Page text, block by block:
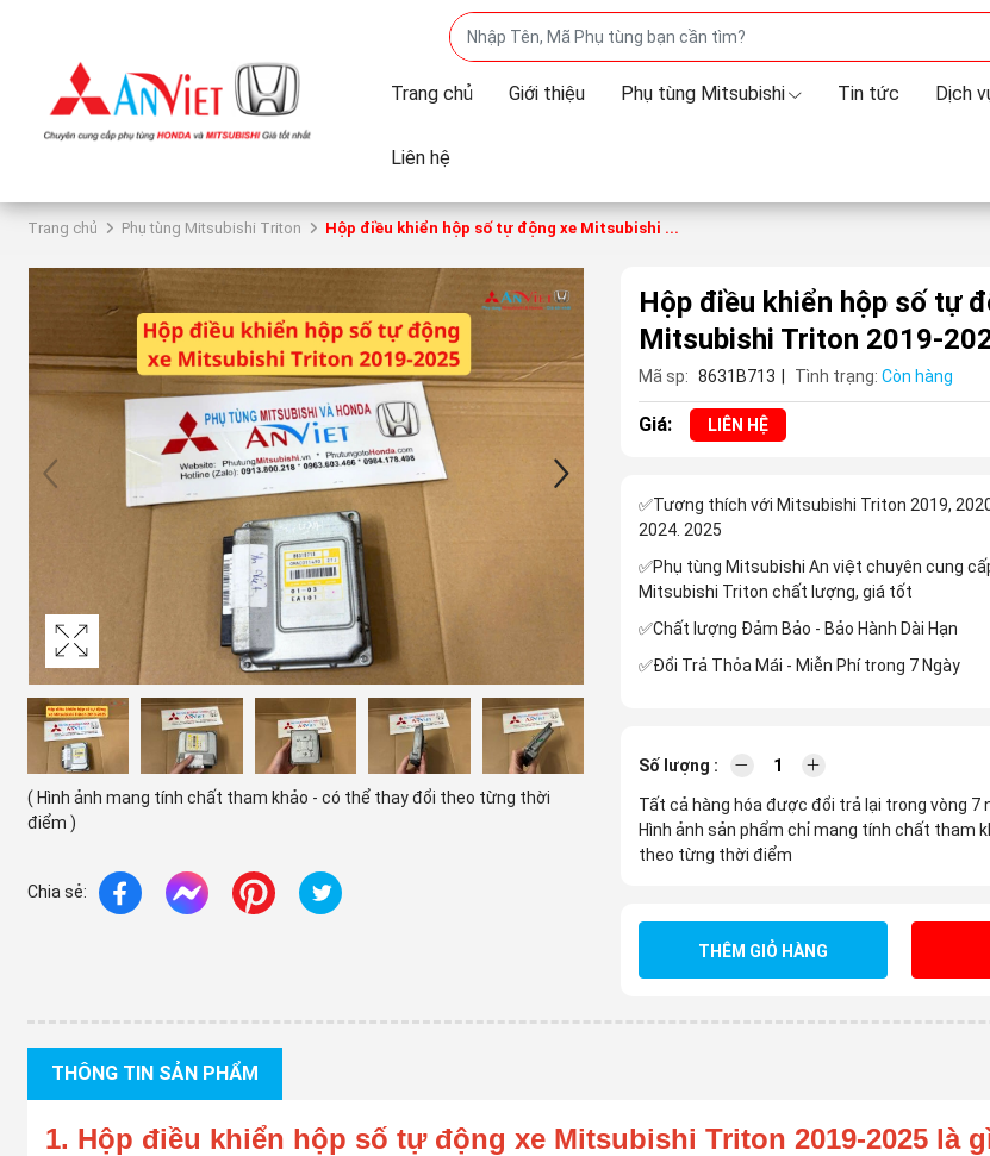
Trang chủ Giới thiệu Phụ tùng Mitsubishi Tin tức Dịch
Liên hệ
Trang chủ Phụ tùng Mitsubishi Triton Hộp điều khiển hộp số tự động xe Mitsubishi ...
( Hình ảnh mang tính chất tham khảo - có thể thay đổi theo từng thời
điểm )
Chia sẻ:
Hộp điều khiển hộp số tự
Mitsubishi Triton 2019-
Mã sp: 8631B713 Tình trạng: Còn hàng
Giá: LIÊN HỆ
✅Tương thích với Mitsubishi Triton 2019,
2024. 2025
✅Phụ tùng Mitsubishi An việt chuyên cung
Mitsubishi Triton chất lượng, giá tốt
✅Chất lượng Đảm Bảo - Bảo Hành Dài Hạn
✅Đổi Trả Thỏa Mái - Miễn Phí trong 7 Ngày
Số lượng :
Tất cả hàng hóa được đổi trả lại trong vòng 7
Hình ảnh sản phẩm chỉ mang tính chất tham
theo từng thời điểm
THÊM GIỎ HÀNG
THÔNG TIN SẢN PHẨM
1. Hộp điều khiển hộp số tự động xe Mitsubishi Triton 2019-2025 là